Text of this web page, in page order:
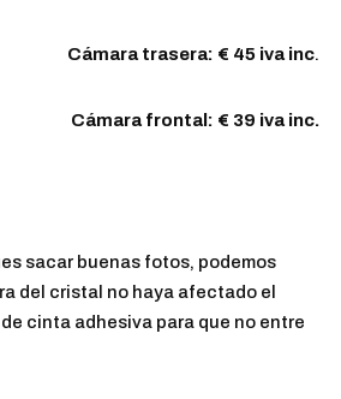
Cámara trasera: € 45 iva inc.
Cámara frontal: € 39 iva inc.
sacar buenas fotos, podemos
del cristal no haya afectado el
cinta adhesiva para que no entre